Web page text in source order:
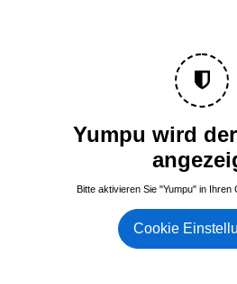
Yumpu wird
Bitte aktivieren Sie "Yumpu" in Ihren
Cookie